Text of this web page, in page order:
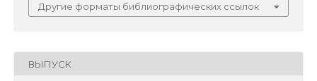
Другие форматы библиографических ссылок
ВЫПУСК